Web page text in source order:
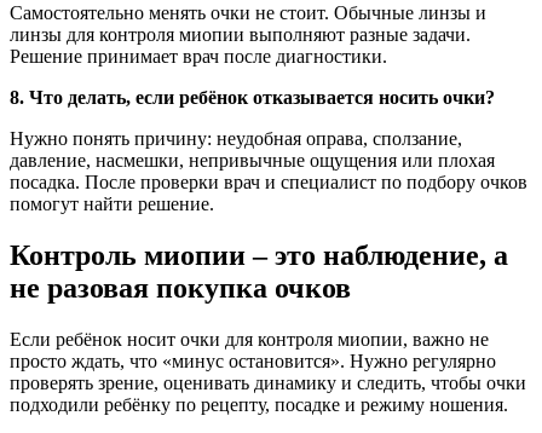
Самостоятельно менять очки не стоит. Обычные линзы и
линзы для контроля миопии выполняют разные задачи.
Решение принимает врач после диагностики.
8. Что делать, если ребёнок отказывается носить очки?
Нужно понять причину: неудобная оправа, сползание,
давление, насмешки, непривычные ощущения или плохая
посадка. После проверки врач и специалист по подбору очков
помогут найти решение.
Контроль миопии – это наблюдение, а
не разовая покупка очков
Если ребёнок носит очки для контроля миопии, важно не
просто ждать, что «минус остановится». Нужно регулярно
проверять зрение, оценивать динамику и следить, чтобы очки
подходили ребёнку по рецепту, посадке и режиму ношения.